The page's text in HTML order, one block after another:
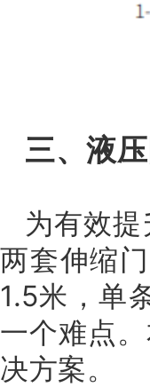
三、液
为有效
两套伸缩
1.5米，单
一个难点
决方案。